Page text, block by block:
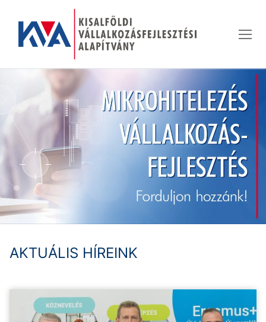
tartalomra
AKTUÁLIS HÍREINK